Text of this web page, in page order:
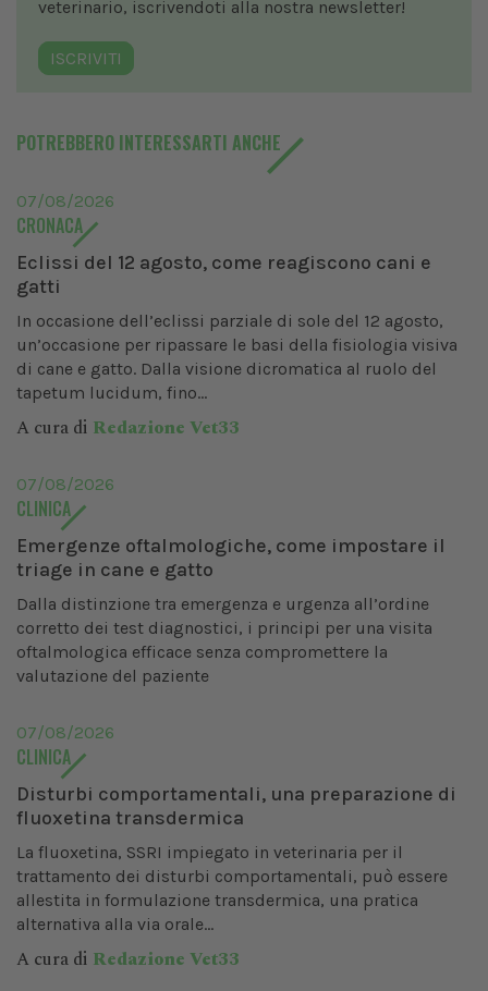
veterinario, iscrivendoti alla nostra newsletter!
ISCRIVITI
POTREBBERO INTERESSARTI ANCHE
07/08/2026
CRONACA
Eclissi del 12 agosto, come reagiscono cani e
gatti
In occasione dell’eclissi parziale di sole del 12 agosto,
un’occasione per ripassare le basi della fisiologia visiva
di cane e gatto. Dalla visione dicromatica al ruolo del
tapetum lucidum, fino...
A cura di Redazione Vet33
07/08/2026
CLINICA
Emergenze oftalmologiche, come impostare il
triage in cane e gatto
Dalla distinzione tra emergenza e urgenza all’ordine
corretto dei test diagnostici, i principi per una visita
oftalmologica efficace senza compromettere la
valutazione del paziente
07/08/2026
CLINICA
Disturbi comportamentali, una preparazione di
fluoxetina transdermica
La fluoxetina, SSRI impiegato in veterinaria per il
trattamento dei disturbi comportamentali, può essere
allestita in formulazione transdermica, una pratica
alternativa alla via orale...
A cura di Redazione Vet33